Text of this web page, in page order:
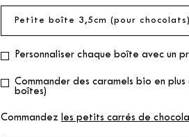
Personnaliser chaque boîte avec un
Commander des caramels bio en
boîtes)
Commandez les petits carrés de